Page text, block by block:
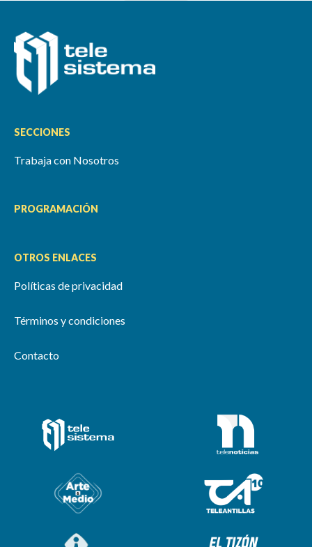
SECCIONES
Trabaja con Nosotros
PROGRAMACIÓN
OTROS ENLACES
Políticas de privacidad
Términos y condiciones
Contacto